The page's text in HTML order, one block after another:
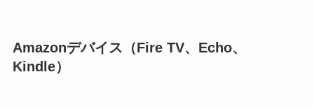
Amazonデバイス（Fire TV、Echo、
Kindle）